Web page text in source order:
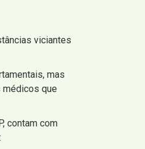
viciantes
mas
que
contam com